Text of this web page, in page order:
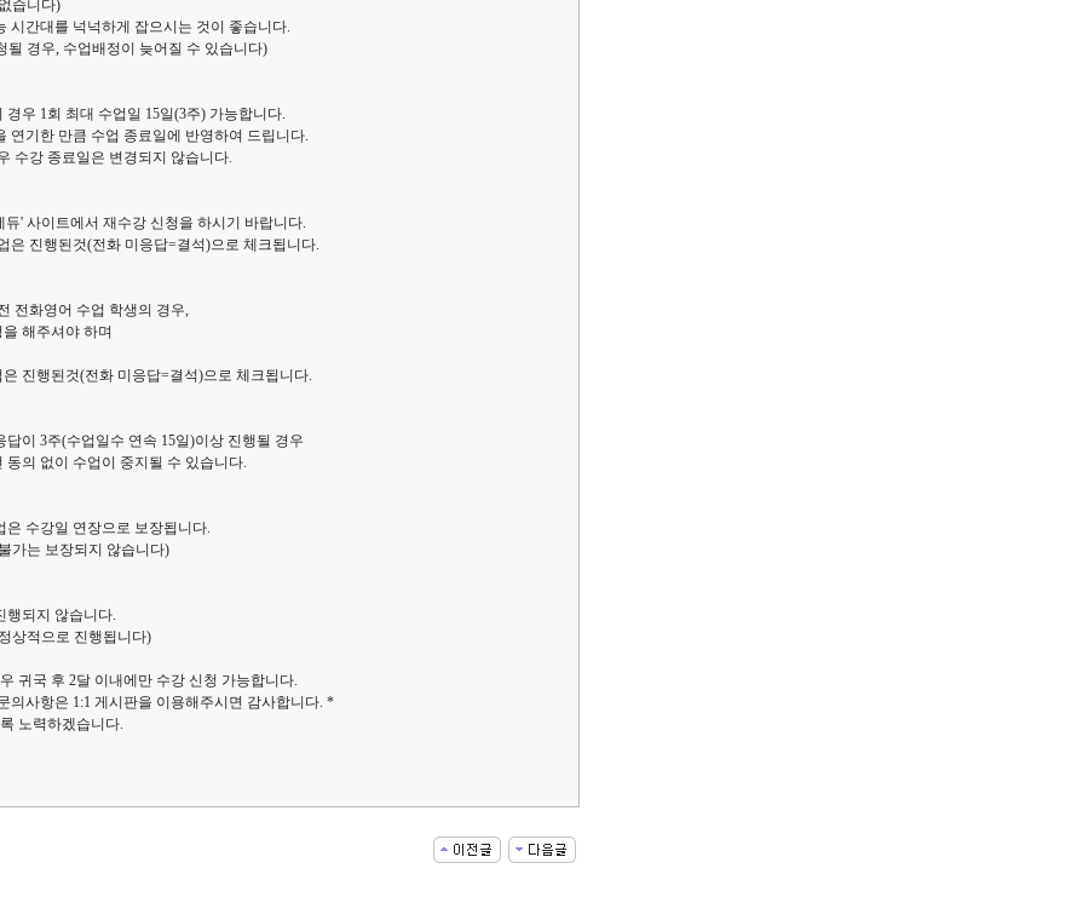
습니다)
시간대를 넉넉하게 잡으시는 것이 좋습니다.
될 경우, 수업배정이 늦어질 수 있습니다)
우 1회 최대 수업일 15일(3주) 가능합니다.
연기한 만큼 수업 종료일에 반영하여 드립니다.
수강 종료일은 변경되지 않습니다.
' 사이트에서 재수강 신청을 하시기 바랍니다.
은 진행된것(전화 미응답=결석)으로 체크됩니다.
전화영어 수업 학생의 경우,
해주셔야 하며
진행된것(전화 미응답=결석)으로 체크됩니다.
이 3주(수업일수 연속 15일)이상 진행될 경우
의 없이 수업이 중지될 수 있습니다.
은 수강일 연장으로 보장됩니다.
가는 보장되지 않습니다)
행되지 않습니다.
상적으로 진행됩니다)
귀국 후 2달 이내에만 수강 신청 가능합니다.
의사항은 1:1 게시판을 이용해주시면 감사합니다. *
노력하겠습니다.